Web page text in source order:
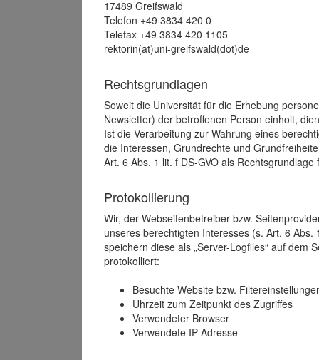
17489 Greifswald
Telefon +49 3834 420 0
Telefax +49 3834 420 1105
rektorin(at)uni-greifswald(dot)de
Rechtsgrundlagen
Soweit die Universität für die Erhebung
Newsletter) der betroffenen Person einholt,
Ist die Verarbeitung zur Wahrung eines
die Interessen, Grundrechte und
Art. 6 Abs. 1 lit. f DS-GVO als
Protokollierung
Wir, der Webseitenbetreiber bzw.
unseres berechtigten Interesses (s. Art. 6
speichern diese als „Server-Logfiles“ auf dem
protokolliert:
Besuchte Website bzw.
Uhrzeit zum Zeitpunkt des Zugriffes
Verwendeter Browser
Verwendete IP-Adresse